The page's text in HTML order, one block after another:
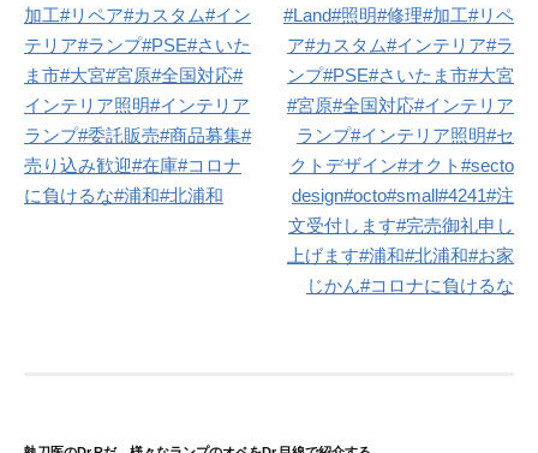
加工#リペア#カスタム#イン
テリア#ランプ#PSE#さいた
ま市#大宮#宮原#全国対応#
インテリア照明#インテリア
ランプ#委託販売#商品募集#
売り込み歓迎#在庫#コロナ
に負けるな#浦和#北浦和
#Land#照明#修理#加工#リペ
ア#カスタム#インテリア#ラ
ンプ#PSE#さいたま市#大宮
#宮原#全国対応#インテリア
ランプ#インテリア照明#セ
クトデザイン#オクト#secto
design#octo#small#4241#注
文受付します#完売御礼申し
上げます#浦和#北浦和#お家
じかん#コロナに負けるな